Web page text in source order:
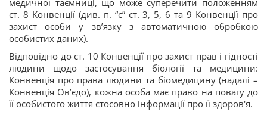
медичної таємниці, що може суперечити положенням
ст. 8 Конвенції (див. п. “с” ст. 3, 5, 6 та 9 Конвенції про
захист особи у зв’язку з автоматичною обробкою
особистих даних).
Відповідно до ст. 10 Конвенції про захист прав і гідності
людини щодо застосування біології та медицини:
Конвенція про права людини та біомедицину (надалі –
Конвенція Ов’єдо), кожна особа має право на повагу до
її особистого життя стосовно інформації про її здоров'я.